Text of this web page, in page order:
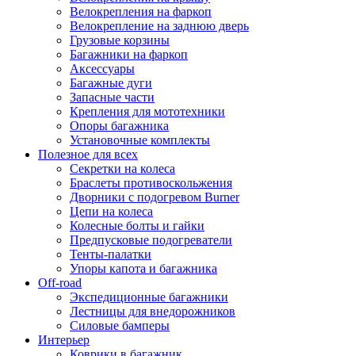
Велокрепления на фаркоп
Велокрепление на заднюю дверь
Грузовые корзины
Багажники на фаркоп
Аксессуары
Багажные дуги
Запасные части
Крепления для мототехники
Опоры багажника
Установочные комплекты
Полезное для всех
Секретки на колеса
Браслеты противоскольжения
Дворники с подогревом Burner
Цепи на колеса
Колесные болты и гайки
Предпусковые подогреватели
Тенты-палатки
Упоры капота и багажника
Off-road
Экспедиционные багажники
Лестницы для внедорожников
Силовые бамперы
Интерьер